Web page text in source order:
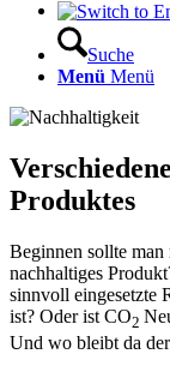
Suche
Menü Menü
Produktes
Beginnen sollte man
nachhaltiges
sinnvoll eingesetzte
ist? Oder ist CO2
Und wo bleibt da